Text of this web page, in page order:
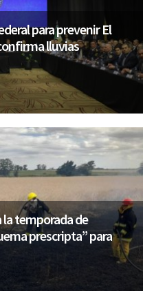
para prevenir El
lluvias
temporada de
prescripta” para